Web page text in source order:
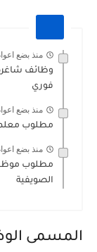
منذ بضع
وظائف شاغرة
فوري
منذ بضع
مطلوب
منذ بضع
مطلوب موظف
الصويفية
المسمى